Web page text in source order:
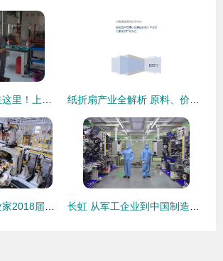
乡村技能的魅力在这里！上海市乡村振兴职业技能大赛开赛，技术服务制作引领新风尚 纸折扇产业全解析 原料、价格、技术与市场格局
山东设计创新企业家2018届创新1班新势力，重磅来袭！ 长虹 从军工企业到中国制造科技巨擘的蜕变之路